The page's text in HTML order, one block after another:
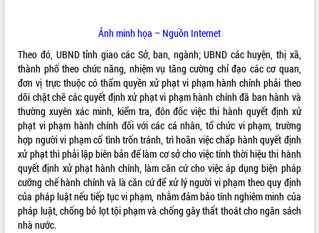
Ảnh minh họa – Nguồn Internet
Theo đó, UBND tỉnh giao các Sở, ban, ngành; UBND các huyện, thị xã,
thành phố theo chức năng, nhiệm vụ tăng cường chỉ đạo các cơ quan,
đơn vị trực thuộc có thẩm quyền xử phạt vi phạm hành chính phải theo
dõi chặt chẽ các quyết định xử phạt vi phạm hành chính đã ban hành và
thường xuyên xác minh, kiểm tra, đôn đốc việc thi hành quyết định xử
phạt vi phạm hành chính đối với các cá nhân, tổ chức vi phạm, trường
hợp người vi phạm cố tình trốn tránh, trì hoãn việc chấp hành quyết định
xử phạt thì phải lập biên bản để làm cơ sở cho việc tính thời hiệu thi hành
quyết định xử phạt hành chính, làm căn cứ cho việc áp dụng biện pháp
cưỡng chế hành chính và là căn cứ để xử lý người vi phạm theo quy định
của pháp luật nếu tiếp tục vi phạm, nhằm đảm bảo tính nghiêm minh của
pháp luật, chống bỏ lọt tội phạm và chống gây thất thoát cho ngân sách
nhà nước.